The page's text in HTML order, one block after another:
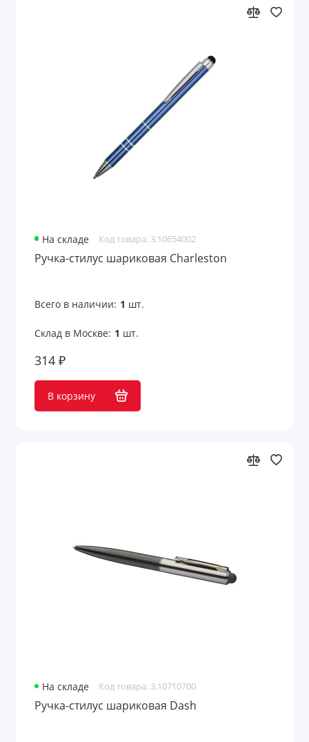
На складе Код товара: 3.10654002
Ручка-стилус шариковая Charleston
Всего в наличии: 1 шт.
Склад в Москве: 1 шт.
314 ₽
В корзину
На складе Код товара: 3.10710700
Ручка-стилус шариковая Dash